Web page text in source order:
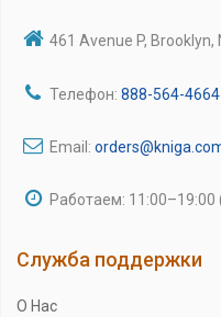
461 Avenue P, Brooklyn,
Телефон: 888-564-4664
Email:
Работаем: 11:00–19:00
Служба поддержки
О Нас